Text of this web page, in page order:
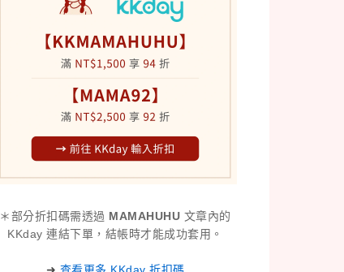
＊部分折扣碼需透過 MAMAHUHU 文章內的
KKday 連結下單，結帳時才能成功套用。